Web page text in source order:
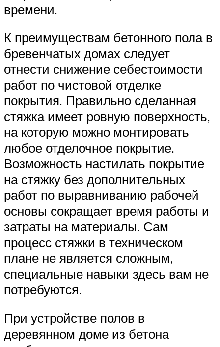
времени.
К преимуществам бетонного пола в
бревенчатых домах следует
отнести снижение себестоимости
работ по чистовой отделке
покрытия. Правильно сделанная
стяжка имеет ровную поверхность,
на которую можно монтировать
любое отделочное покрытие.
Возможность настилать покрытие
на стяжку без дополнительных
работ по выравниванию рабочей
основы сокращает время работы и
затраты на материалы. Сам
процесс стяжки в техническом
плане не является сложным,
специальные навыки здесь вам не
потребуются.
При устройстве полов в
деревянном доме из бетона